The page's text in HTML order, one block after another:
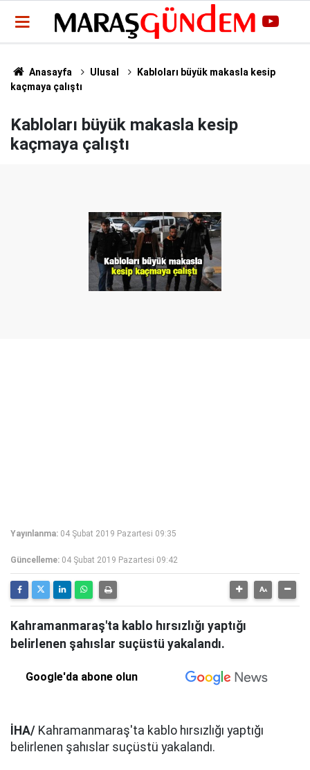
Anasayfa Ulusal
Kabloları büyük makasla kesip
kaçmaya çalıştı
Kabloları büyük makasla kesip
kaçmaya çalıştı
Yayınlanma: 04 Şubat 2019 Pazartesi 09:35
Güncelleme: 04 Şubat 2019 Pazartesi 09:42
Kahramanmaraş'ta kablo hırsızlığı yaptığı
belirlenen şahıslar suçüstü yakalandı.
Google'da abone olun
İHA/ Kahramanmaraş'ta kablo hırsızlığı yaptığı
belirlenen şahıslar suçüstü yakalandı.